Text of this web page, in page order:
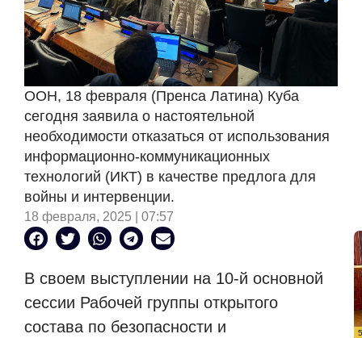
ООН, 18 февраля (Пренса Латина) Куба
сегодня заявила о настоятельной
необходимости отказаться от использования
информационно-коммуникационных
технологий (ИКТ) в качестве предлога для
войны и интервенции.
18 февраля, 2025 | 07:57
В своем выступлении на 10-й основной
сессии Рабочей группы открытого
состава по безопасности и